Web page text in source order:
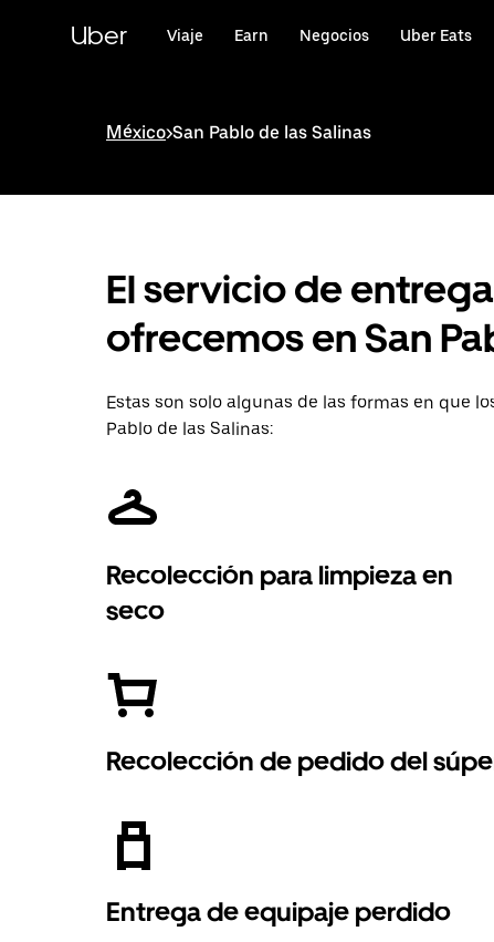
contenidoUber Viaje Earn Negocios Uber Eats
México>San Pablo de las Salinas
El servicio de
ofrecemos en San
Estas son solo algunas de las formas en que
Pablo de las Salinas:
Recolección para limpieza en
seco
Recolección de pedido del
Entrega de equipaje perdido